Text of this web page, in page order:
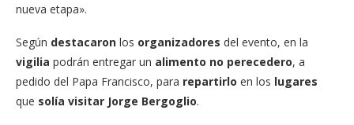
nueva etapa».
Según destacaron los organizadores del evento, en la
vigilia podrán entregar un alimento no perecedero, a
pedido del Papa Francisco, para repartirlo en los lugares
que solía visitar Jorge Bergoglio.